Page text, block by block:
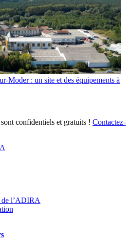
Moder : un site et des équipements à
sont confidentiels et gratuits ! Contactez-
de l’ADIRA